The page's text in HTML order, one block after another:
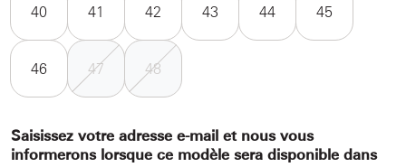
40 41 42 43 44 45
46 47 48
Saisissez votre adresse e-mail et nous vous
informerons lorsque ce modèle sera disponible dans